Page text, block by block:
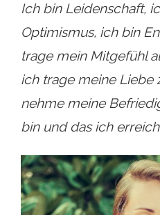
Ich bin Leidenschaft,
Optimismus, ich bin
trage mein Mitgefühl
ich trage meine Liebe
nehme meine
bin und das ich